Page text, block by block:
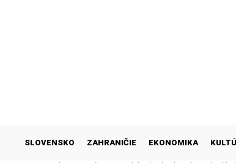
SLOVENSKO ZAHRANIČIE EKONOMIKA